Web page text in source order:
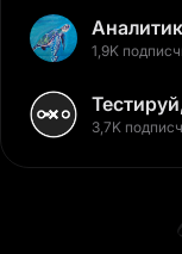
Неверов
1,9K
3,7K